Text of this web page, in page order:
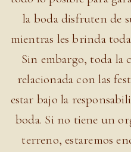
la boda disfruten de
mientras les brinda
Sin embargo, toda la
relacionada con las
estar bajo la
boda. Si no tiene un
terreno, estaremos